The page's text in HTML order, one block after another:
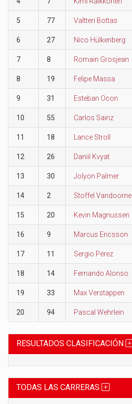
5 77 Valtteri Bottas
6 27 Nico Hülkenberg
7 8 Romain Grosjean
8 19 Felipe Massa
9 31 Esteban Ocon
10 55 Carlos Sainz
11 18 Lance Stroll
12 26 Daniil Kvyat
13 30 Jolyon Palmer
14 2 Stoffel Vandoorne
15 20 Kevin Magnussen
16 9 Marcus Ericsson
17 11 Sergio Pérez
18 14 Fernando Alonso
19 33 Max Verstappen
20 94 Pascal Wehrlein
RESULTADOS CLASIFICACIÓN
TODAS LAS CARRERAS